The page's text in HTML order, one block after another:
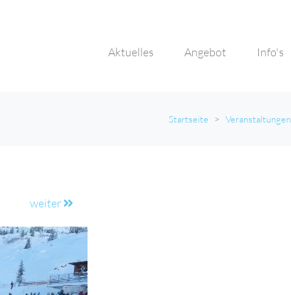
Aktuelles Angebot Info's
Startseite Veranstaltungen
weiter